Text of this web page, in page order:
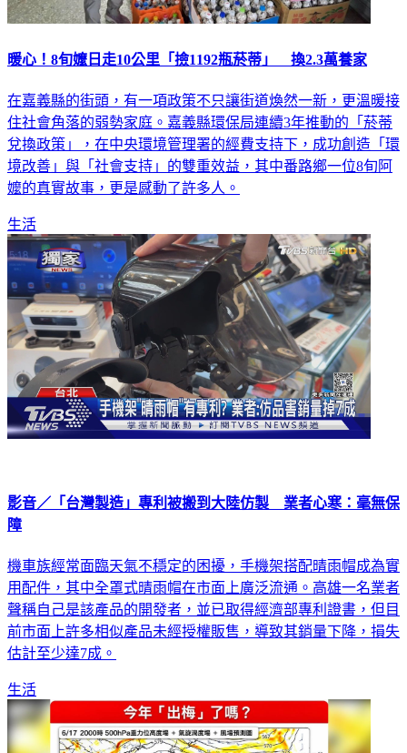
暖心！8旬嬤日走10公里「撿1192瓶菸蒂」 換2.3萬養家
在嘉義縣的街頭，有一項政策不只讓街道煥然一新，更溫暖接
住社會角落的弱勢家庭。嘉義縣環保局連續3年推動的「菸蒂
兌換政策」，在中央環境管理署的經費支持下，成功創造「環
境改善」與「社會支持」的雙重效益，其中番路鄉一位8旬阿
嬤的真實故事，更是感動了許多人。
生活
影音／「台灣製造」專利被搬到大陸仿製 業者心寒：毫無保
障
機車族經常面臨天氣不穩定的困擾，手機架搭配晴雨帽成為實
用配件，其中全罩式晴雨帽在市面上廣泛流通。高雄一名業者
聲稱自己是該產品的開發者，並已取得經濟部專利證書，但目
前市面上許多相似產品未經授權販售，導致其銷量下降，損失
估計至少達7成。
生活